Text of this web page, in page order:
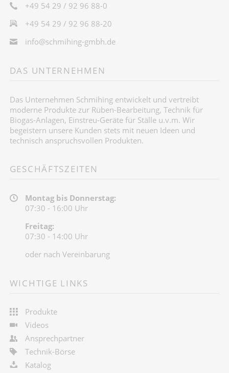
+49 54 29 / 92 96 88-0
+49 54 29 / 92 96 88-20
info@schmihing-gmbh.de
DAS UNTERNEHMEN
Das Unternehmen Schmihing entwickelt und vertreibt
moderne Produkte zur Rüben-Bearbeitung, Technik für
Biogas-Anlagen, Einstreu-Geräte für Ställe u.v.m. Wir
begeistern unsere Kunden stets mit neuen Ideen und
technisch anspruchsvollen Produkten.
GESCHÄFTSZEITEN
Montag bis Donnerstag:
07:30 - 16:00 Uhr
Freitag:
07:30 - 14:00 Uhr
oder nach Vereinbarung
WICHTIGE LINKS
Produkte
Videos
Ansprechpartner
Technik-Börse
Katalog